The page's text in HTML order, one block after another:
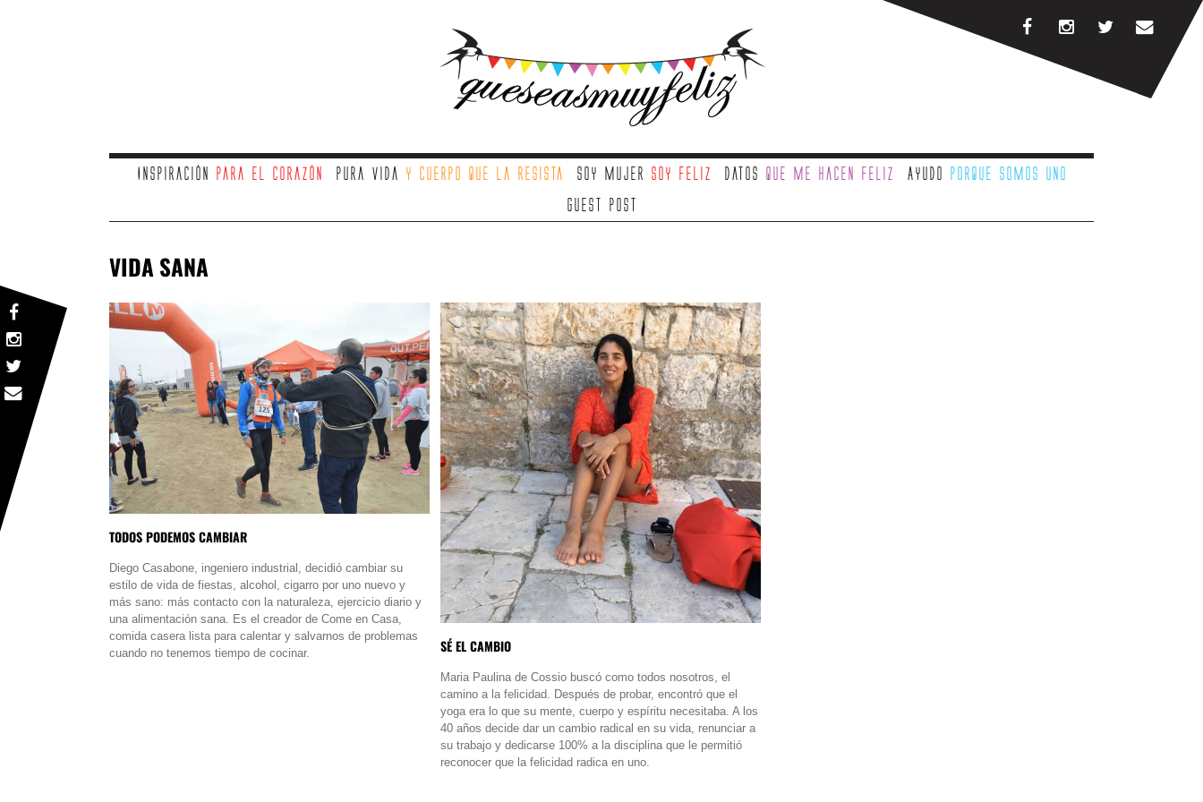
Inspiración para el corazón Pura vida y cuerpo que la resista Soy mujer soy feliz Datos que me hacen feliz Ayudo porque somos uno
Guest Post
VIDA SANA
TODOS PODEMOS CAMBIAR
Diego Casabone, ingeniero industrial, decidió cambiar su
estilo de vida de fiestas, alcohol, cigarro por uno nuevo y
más sano: más contacto con la naturaleza, ejercicio diario y
una alimentación sana. Es el creador de Come en Casa,
comida casera lista para calentar y salvarnos de problemas
cuando no tenemos tiempo de cocinar.
SÉ EL CAMBIO
Maria Paulina de Cossio buscó como todos nosotros, el
camino a la felicidad. Después de probar, encontró que el
yoga era lo que su mente, cuerpo y espíritu necesitaba. A los
40 años decide dar un cambio radical en su vida, renunciar a
su trabajo y dedicarse 100% a la disciplina que le permitió
reconocer que la felicidad radica en uno.